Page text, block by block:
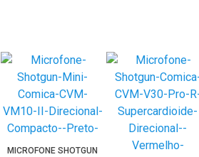
MICROFONE SHOTGUN